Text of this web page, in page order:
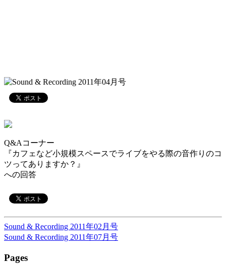
Q&Aコーナー
『カフェなど小規模スペースでライブをやる際の音作りのコ
ツってありますか？』
への回答
Sound & Recording 2011年02月号
Sound & Recording 2011年07月号
Pages